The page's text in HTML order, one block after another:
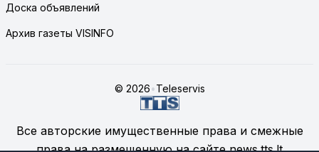
Доска объявлений
Архив газеты VISINFO
© 2026•Teleservis
Все авторские имущественные права и смежные
права на размещенную на сайте news.tts.lt